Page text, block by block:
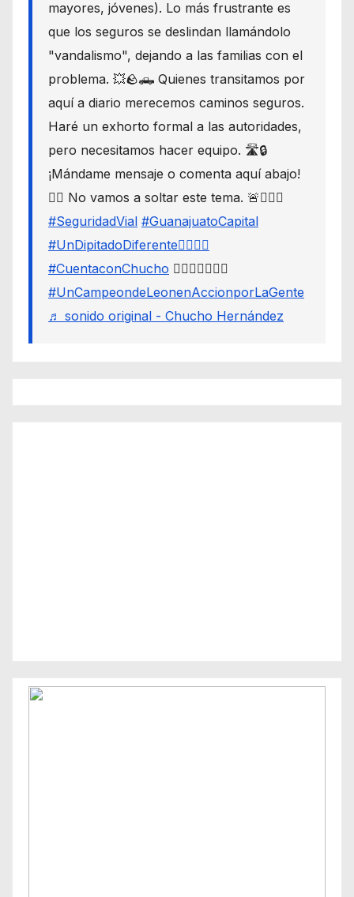
mayores, jóvenes). Lo más frustrante es
que los seguros se deslindan llamándolo
"vandalismo", dejando a las familias con el
problema. 💥🪨🛻 Quienes transitamos por
aquí a diario merecemos caminos seguros.
Haré un exhorto formal a las autoridades,
pero necesitamos hacer equipo. 🛣️🔒
¡Mándame mensaje o comenta aquí abajo!
👇🏼 No vamos a soltar este tema. 🚨🙋🏾‍♂️
#SeguridadVial #GuanajuatoCapital
#UnDipitadoDiferente🙋🏽‍♂️⚖️
#CuentaconChucho 🙋🏾‍♂️✌🏾☝🏾
#UnCampeondeLeonenAccionporLaGente
♬ sonido original - Chucho Hernández